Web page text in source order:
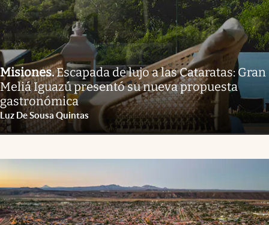
Misiones.Escapada de lujo a las Cataratas: Gran
Meliá Iguazú presentó su nueva propuesta
gastronómica
Luz De Sousa Quintas